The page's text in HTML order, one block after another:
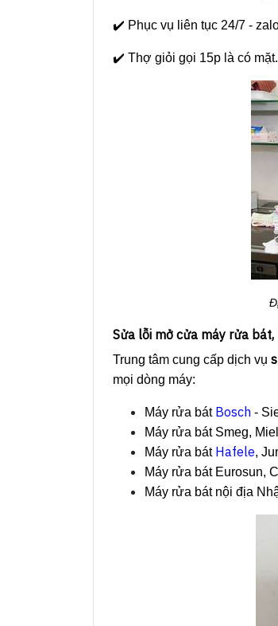
✔️ Phục vụ liên tục 24/7 -
✔️ Thợ giỏi gọi 15p là có mặt.
Sửa lỗi mở cửa máy rửa
Trung tâm cung cấp dịch vụ
mọi dòng máy:
Máy rửa bát Bosch -
Máy rửa bát Smeg,
Máy rửa bát Hafele,
Máy rửa bát Eurosun,
Máy rửa bát nội địa